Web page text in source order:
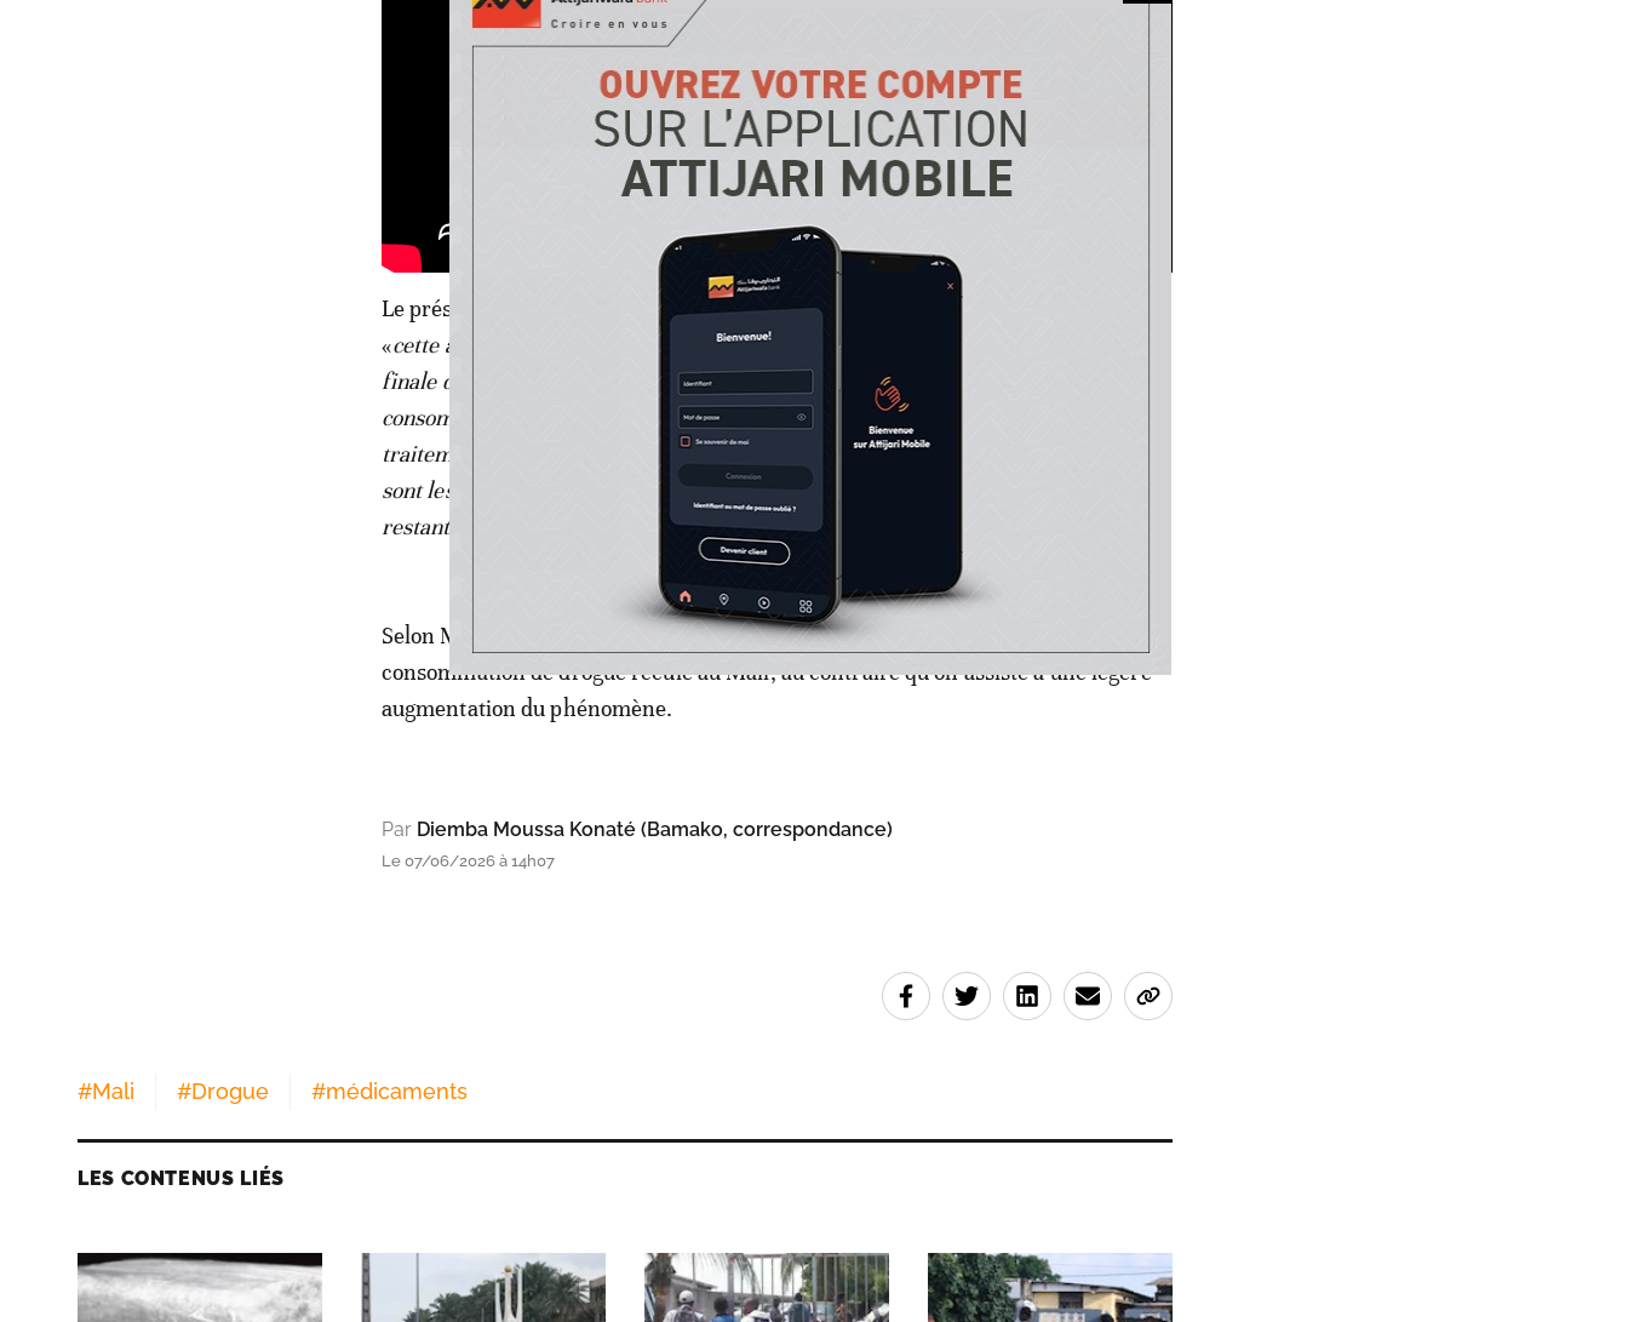
Le président du réseau Un Mali sans drogue, Sidi Mohamed Samaké dira que
«cette activité de l’OCS vise à rassurer davantage la population sur la destination
finale des produits saisis. La drogue n’apporte rien de bon à la santé du
consommateur et le sevrage coûte excessivement cher au Mali. Trois mois de
traitement coûtent 500.000, voire un million de francs CFA. Le plus difficile, ce
sont les conséquences de la drogue qui peuvent marquer le consommateur le
restant de sa vie
Selon Mohamed Samaké, il n’y a pas de signes qui montrent que la
consommation de drogue recule au Mali, au contraire qu’on assiste à une légère
augmentation du phénomène.
Par Diemba Moussa Konaté (Bamako, correspondance)
Le 07/06/2026 à 14h07
#Mali #Drogue #médicaments
LES CONTENUS LIÉS